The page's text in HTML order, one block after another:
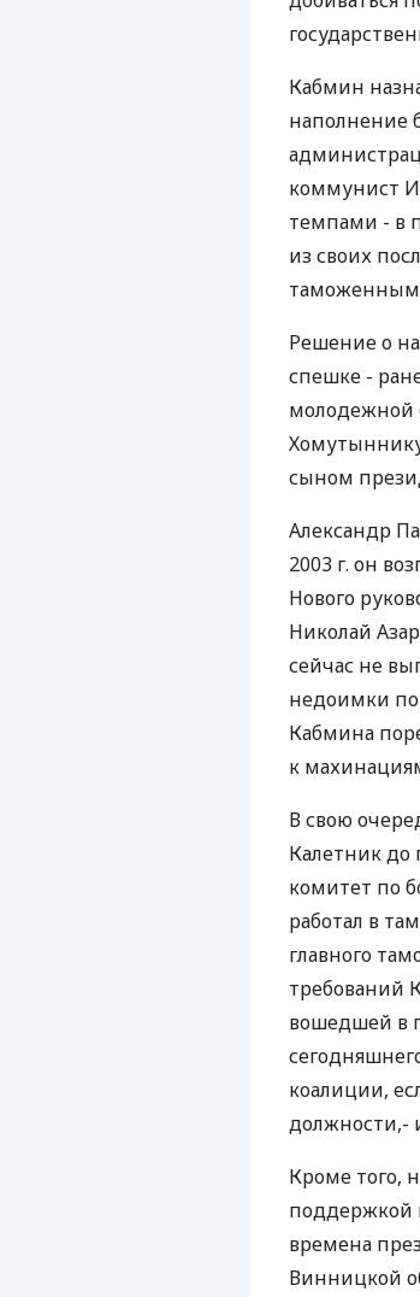
Кабмин
наполнение
коммунист
темпами - в
из своих
таможенным
Решение о
спешке -
молодежной
сыном
Александр
2003 г. он
Нового
Николай
сейчас не
недоимки по
Кабмина
к
В свою
Калетник до
комитет по
работал в
главного
требований
вошедшей в
коалиции,
должности,-
Кроме того,
поддержкой
времена
Винницкой